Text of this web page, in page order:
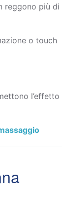
reggono più di
o touch
l’effetto